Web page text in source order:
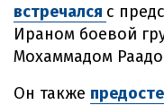
встречался с
Ираном боевой
Мохаммадом
Он также